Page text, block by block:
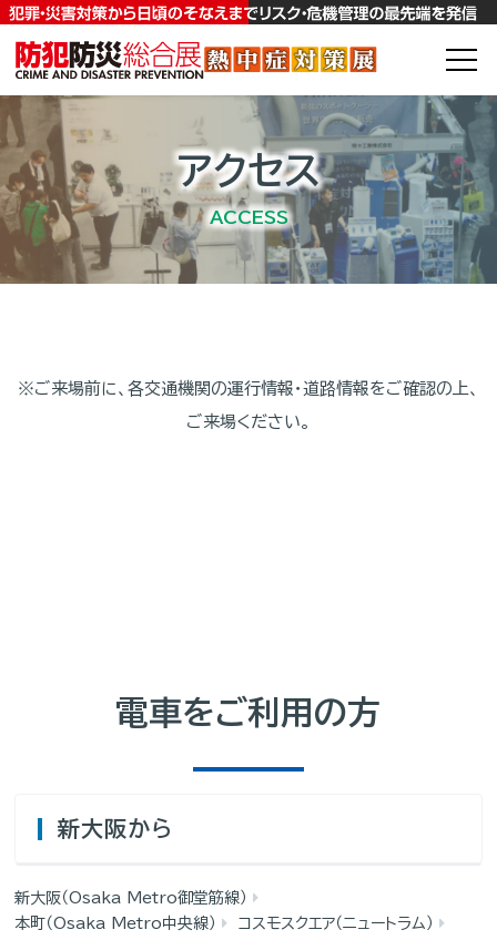
アクセス
ACCESS
※ご来場前に、各交通機関の運行情報・道路情報をご確認の上、
ご来場ください。
電車をご利用の方
新大阪から
新大阪（Osaka Metro御堂筋線）
本町（Osaka Metro中央線）
コスモスクエア（ニュートラム）